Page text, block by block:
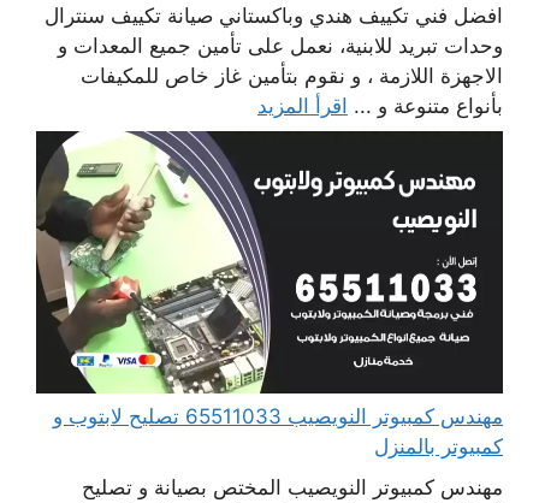
افضل فني تكييف هندي وباكستاني صيانة تكييف سنترال
وحدات تبريد للابنية، نعمل على تأمين جميع المعدات و
الاجهزة اللازمة ، و نقوم بتأمين غاز خاص للمكيفات
بأنواع متنوعة و ... اقرأ المزيد
مهندس كمبيوتر النويصيب 65511033 تصليح لابتوب و
كمبيوتر بالمنزل
مهندس كمبيوتر النويصيب المختص بصيانة و تصليح